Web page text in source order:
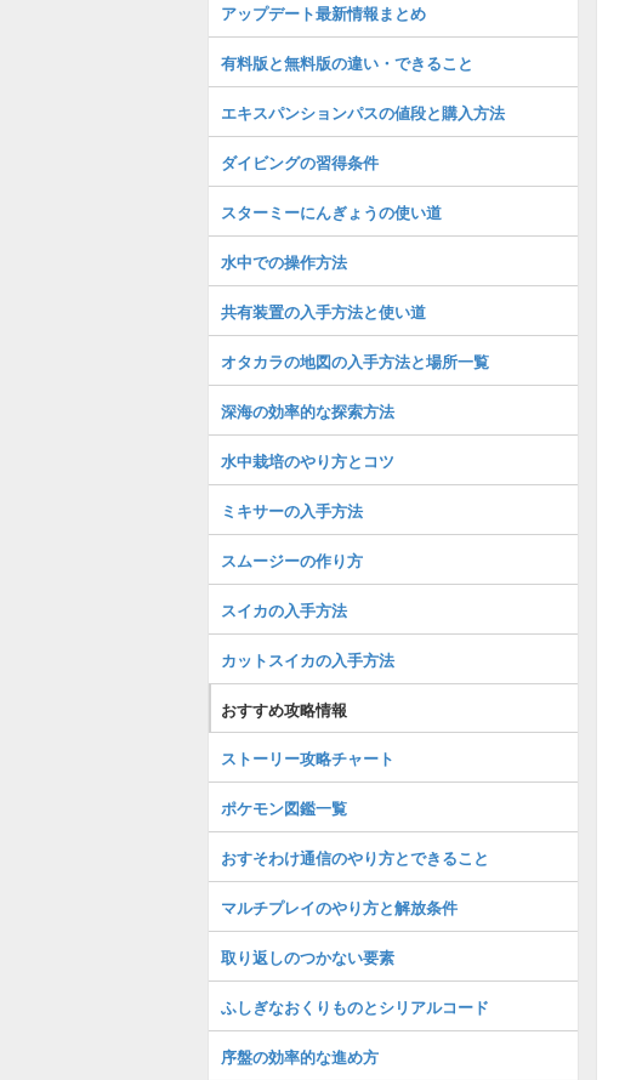
アップデート最新情報まとめ
有料版と無料版の違い・できること
エキスパンションパスの値段と購入方法
ダイビングの習得条件
スターミーにんぎょうの使い道
水中での操作方法
共有装置の入手方法と使い道
オタカラの地図の入手方法と場所一覧
深海の効率的な探索方法
水中栽培のやり方とコツ
ミキサーの入手方法
スムージーの作り方
スイカの入手方法
カットスイカの入手方法
おすすめ攻略情報
ストーリー攻略チャート
ポケモン図鑑一覧
おすそわけ通信のやり方とできること
マルチプレイのやり方と解放条件
取り返しのつかない要素
ふしぎなおくりものとシリアルコード
序盤の効率的な進め方